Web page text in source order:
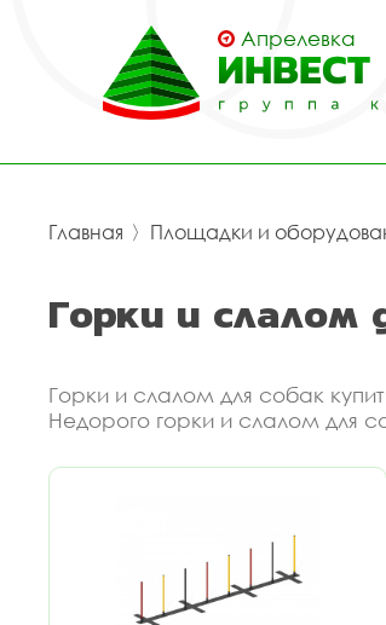
Апрелевка
Главная 〉 Площадки и
Горки и слалом
Горки и слалом для собак
Недорого горки и слалом для